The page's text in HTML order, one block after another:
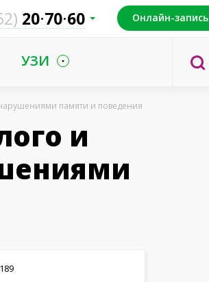
Онлайн-запись
20 70 60
УЗИ
памяти и поведения
и